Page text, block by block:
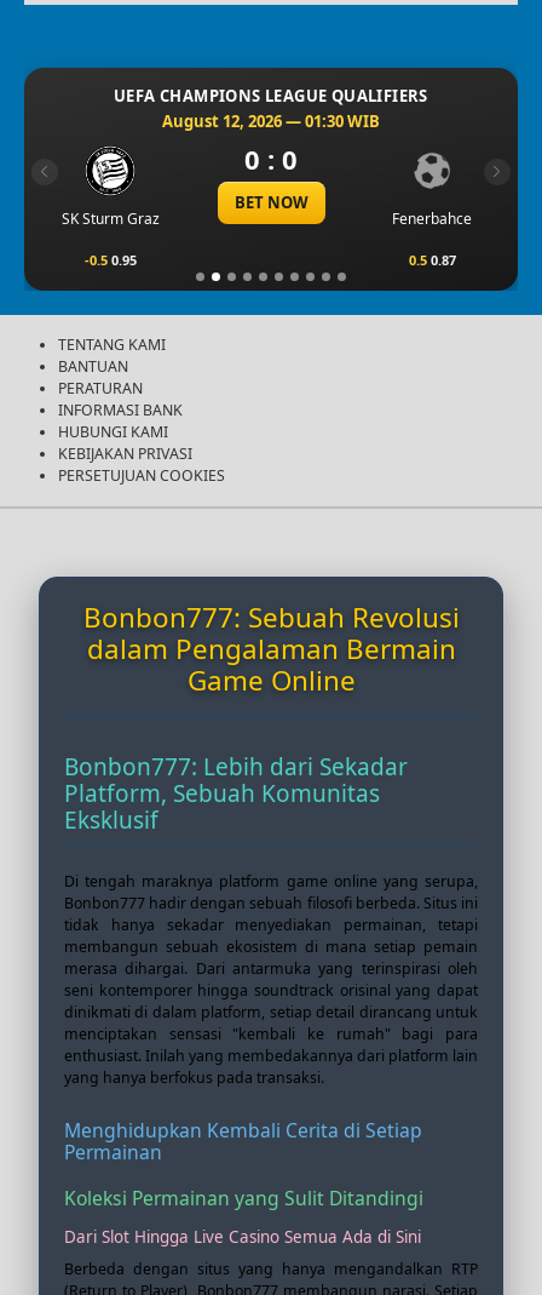
UEFA CHAMPIONS LEAGUE QUALIFIERS
August 12, 2026 — 01:30 WIB
SK Sturm Graz
0 : 0
BET NOW
Fenerbahce
-0.5 0.95 0.5 0.87
Previous Next
TENTANG KAMI
BANTUAN
PERATURAN
INFORMASI BANK
HUBUNGI KAMI
KEBIJAKAN PRIVASI
PERSETUJUAN COOKIES
Bonbon777: Sebuah Revolusi
dalam Pengalaman Bermain
Game Online
Bonbon777: Lebih dari Sekadar
Platform, Sebuah Komunitas
Eksklusif
Di tengah maraknya platform game online yang serupa,
Bonbon777 hadir dengan sebuah filosofi berbeda. Situs ini
tidak hanya sekadar menyediakan permainan, tetapi
membangun sebuah ekosistem di mana setiap pemain
merasa dihargai. Dari antarmuka yang terinspirasi oleh
seni kontemporer hingga soundtrack orisinal yang dapat
dinikmati di dalam platform, setiap detail dirancang untuk
menciptakan sensasi "kembali ke rumah" bagi para
enthusiast. Inilah yang membedakannya dari platform lain
yang hanya berfokus pada transaksi.
Menghidupkan Kembali Cerita di Setiap
Permainan
Koleksi Permainan yang Sulit Ditandingi
Dari Slot Hingga Live Casino Semua Ada di Sini
Berbeda dengan situs yang hanya mengandalkan RTP
(Return to Player), Bonbon777 membangun narasi. Setiap